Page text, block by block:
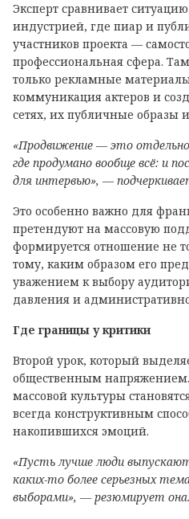
Эксперт сравнивает
индустрией, где пиар и
участников проекта —
профессиональная сфера.
только рекламные
коммуникация актеров и
сетях, их публичные образы
«Продвижение — это
где продумано вообще всё: и
для интервью», —
Это особенно важно для
претендуют на массовую
формируется отношение не
тому, каким образом его
уважением к выбору
давления и
Где границы у критики
Второй урок, который
общественным
массовой культуры
всегда конструктивным
накопившихся эмоций.
«Пусть лучше люди
каких-то более серьезных
выборами», — резюмирует она.